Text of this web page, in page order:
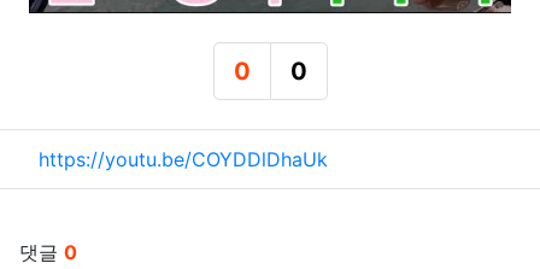
0
추천
0
비추천
관련자료
https://youtu.be/COYDDlDhaUk
댓글 0